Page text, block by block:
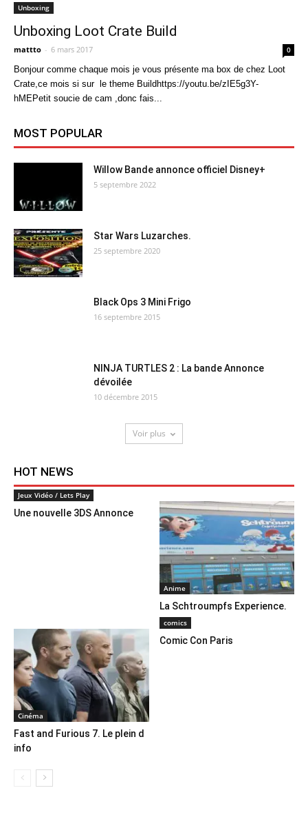
Unboxing
Unboxing Loot Crate Build
mattto - 6 mars 2017 0
Bonjour comme chaque mois je vous présente ma box de chez Loot
Crate,ce mois si sur le theme Buildhttps://youtu.be/zIE5g3Y-
hMEPetit soucie de cam ,donc fais...
MOST POPULAR
Willow Bande annonce officiel Disney+
5 septembre 2022
Star Wars Luzarches.
25 septembre 2020
Black Ops 3 Mini Frigo
16 septembre 2015
NINJA TURTLES 2 : La bande Annonce
dévoilée
10 décembre 2015
Voir plus
HOT NEWS
Jeux Vidéo / Lets Play
Une nouvelle 3DS Annonce
Anime
La Schtroumpfs Experience.
Cinéma
Fast and Furious 7. Le plein d
info
comics
Comic Con Paris